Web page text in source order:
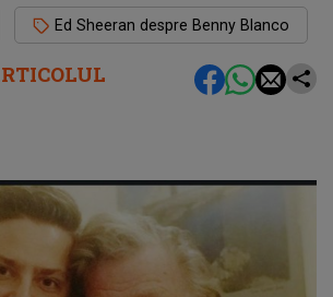
Ed Sheeran despre Benny Blanco